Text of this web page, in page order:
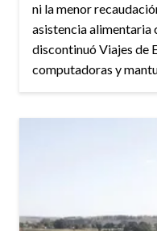
ni la menor
asistencia alimentaria
discontinuó Viajes de
computadoras y